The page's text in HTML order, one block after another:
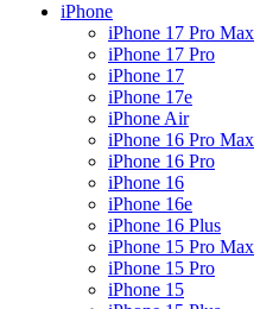
iPhone
iPhone 17 Pro Max
iPhone 17 Pro
iPhone 17
iPhone 17e
iPhone Air
iPhone 16 Pro Max
iPhone 16 Pro
iPhone 16
iPhone 16e
iPhone 16 Plus
iPhone 15 Pro Max
iPhone 15 Pro
iPhone 15